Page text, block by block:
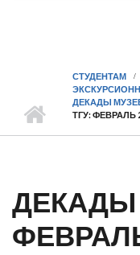
СТУДЕНТАМ
ДЕКАДЫ
ТГУ: ФЕВРАЛЬ
ДЕКАДЫ